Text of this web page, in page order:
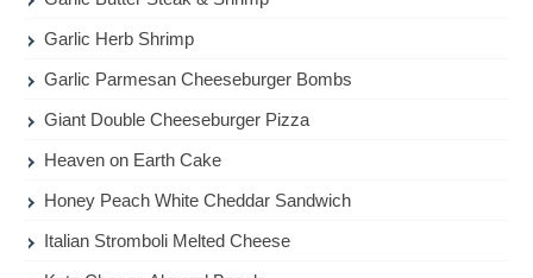
Garlic Herb Shrimp
Garlic Parmesan Cheeseburger Bombs
Giant Double Cheeseburger Pizza
Heaven on Earth Cake
Honey Peach White Cheddar Sandwich
Italian Stromboli Melted Cheese